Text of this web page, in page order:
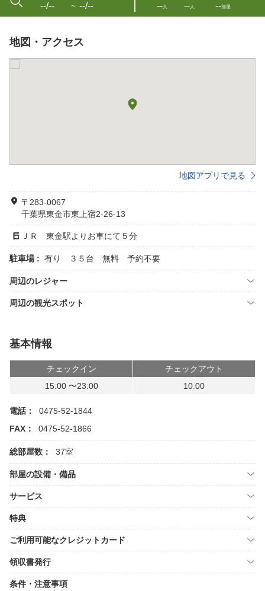
--/-- 〜 --/-- --人 --人 --部屋
地図・アクセス
地図アプリで見る
〒283-0067
千葉県東金市東上宿2-26-13
ＪＲ 東金駅よりお車にて５分
駐車場 : 有り ３５台 無料 予約不要
周辺のレジャー
周辺の観光スポット
基本情報
チェックイン
チェックアウト
15:00 〜23:00
10:00
電話：
0475-52-1844
FAX：
0475-52-1866
総部屋数： 37室
部屋の設備・備品
サービス
特典
ご利用可能なクレジットカード
領収書発行
条件・注意事項